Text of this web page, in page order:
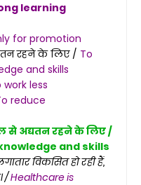
learning
for promotion
रहने के लिए / To
and skills
work less
reduce
से अद्यतन रहने के लिए /
and skills
विकसित हो रही हैं,
/Healthcare is